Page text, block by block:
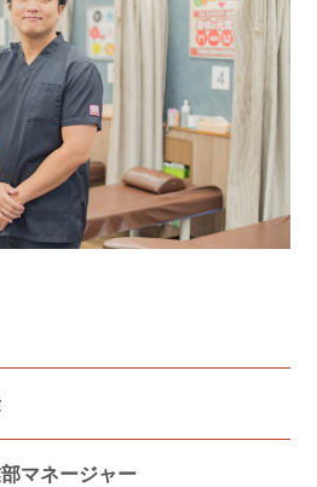
マネージャー